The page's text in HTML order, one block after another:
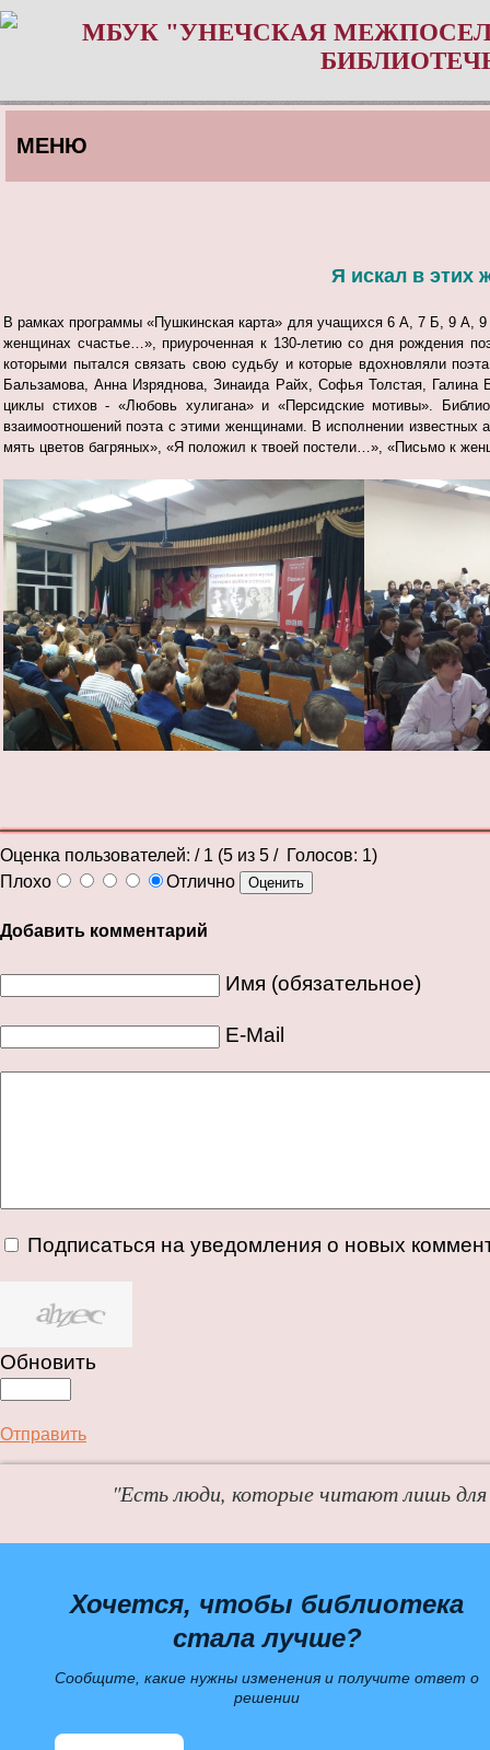
МБУК "УНЕЧСКАЯ
МЕНЮ
Я искал в этих
В рамках программы «Пушкинская карта» для учащихся 6 А, 7 Б, 9 А,
женщинах счастье…», приуроченная к 130-летию со дня рождения
которыми пытался связать свою судьбу и которые вдохновляли
Бальзамова, Анна Изряднова, Зинаида Райх, Софья Толстая,
циклы стихов - «Любовь хулигана» и «Персидские мотивы».
взаимоотношений поэта с этими женщинами. В исполнении известных
мять цветов багряных», «Я положил к твоей постели…», «Письмо к
Оценка пользователей: / 1 (5 из 5 / Голосов: 1)
Плохо
Отлично
Добавить комментарий
Имя (обязательное)
E-Mail
Подписаться на уведомления о новых
Обновить
Отправить
"Есть люди, которые читают лишь
Хочется, чтобы библиотека
стала лучше?
Сообщите, какие нужны изменения и получите ответ о
решении